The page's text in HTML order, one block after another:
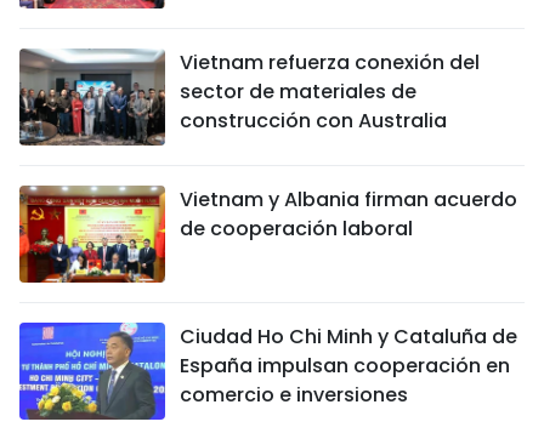
Vietnam refuerza conexión del
sector de materiales de
construcción con Australia
Vietnam y Albania firman acuerdo
de cooperación laboral
Ciudad Ho Chi Minh y Cataluña de
España impulsan cooperación en
comercio e inversiones